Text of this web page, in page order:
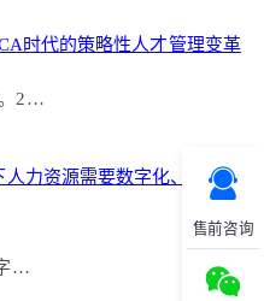
售前咨询
时代的策略性人才管理变革
2…
力资源需要数字化、品牌和
…